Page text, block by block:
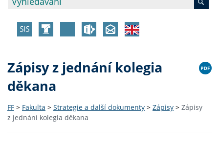
Zápisy z jednání kolegia
děkana
FF > Fakulta > Strategie a další dokumenty > Zápisy > Zápisy
z jednání kolegia děkana